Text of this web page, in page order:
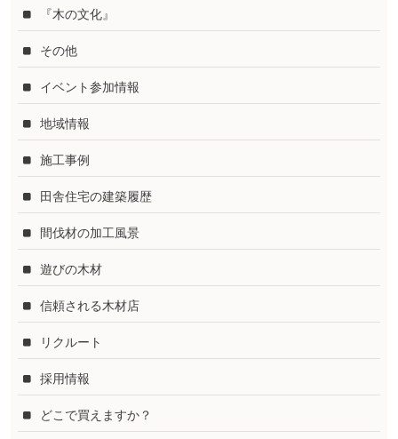
『木の文化』
その他
イベント参加情報
地域情報
施工事例
田舎住宅の建築履歴
間伐材の加工風景
遊びの木材
信頼される木材店
リクルート
採用情報
どこで買えますか？